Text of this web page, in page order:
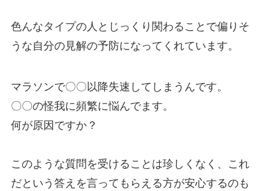
色んなタイプの人とじっくり関わることで偏りそ
うな自分の見解の予防になってくれています。
マラソンで〇〇以降失速してしまうんです。
〇〇の怪我に頻繁に悩んでます。
何が原因ですか？
このような質問を受けることは珍しくなく、これ
だという答えを言ってもらえる方が安心するのも